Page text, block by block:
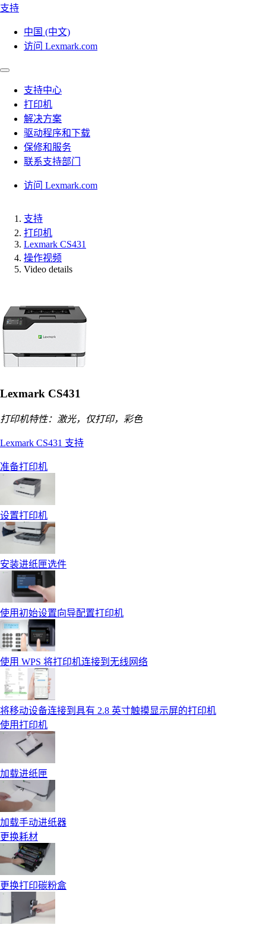
支持
中国 (中文)
访问 Lexmark.com
支持中心
打印机
解决方案
驱动程序和下载
保修和服务
联系支持部门
访问 Lexmark.com
支持
打印机
Lexmark CS431
操作视频
Video details
Lexmark CS431
打印机特性：激光，仅打印，彩色
Lexmark CS431 支持
准备打印机
设置打印机
安装进纸匣选件
使用初始设置向导配置打印机
使用 WPS 将打印机连接到无线网络
将移动设备连接到具有 2.8 英寸触摸显示屏的打印机
使用打印机
加载进纸匣
加载手动进纸器
更换耗材
更换打印碳粉盒